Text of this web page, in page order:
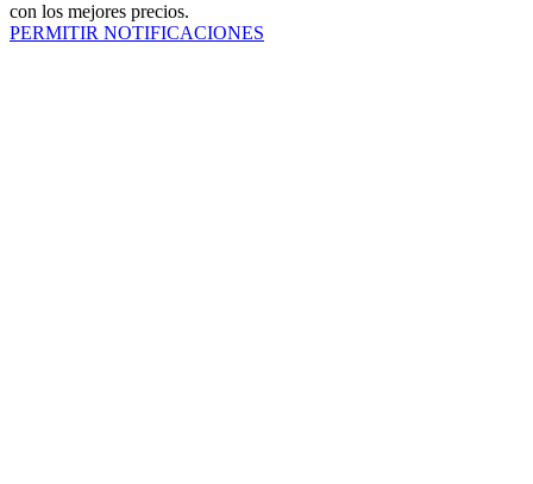
con los mejores precios.
PERMITIR NOTIFICACIONES